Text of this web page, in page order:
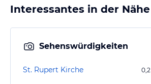
Interessantes in der Nähe
Sehenswürdigkeiten
St. Rupert Kirche 0,2